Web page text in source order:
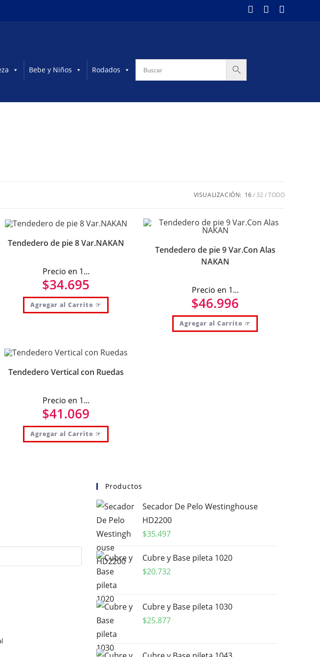
Bebe y Niños Rodados
VISUALIZACIÓN: 16 32 TODO
Tendedero de pie 8 Var.NAKAN
Precio en 1...
$34.695
Agregar al Carrito ☞
Tendedero de pie 9 Var.Con Alas
NAKAN
Precio en 1...
$46.996
Agregar al Carrito ☞
Tendedero Vertical con Ruedas
Precio en 1...
$41.069
Agregar al Carrito ☞
Se
Productos
Secador De Pelo Westinghouse
HD2200
$35.497
Cubre y Base pileta 1020
$20.732
Cubre y Base pileta 1030
$25.877